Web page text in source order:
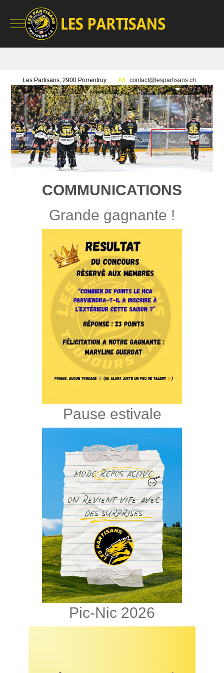
Mobile Menu Toggle
Les Partisans, 2900 Porrentruy contact@lespartisans.ch
COMMUNICATIONS
Grande gagnante !
Pause estivale
Pic-Nic 2026